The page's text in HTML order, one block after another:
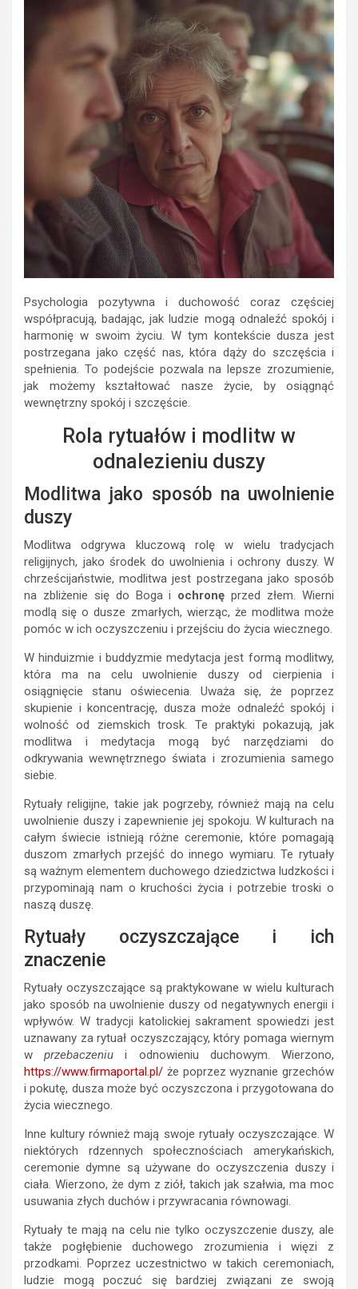
Psychologia pozytywna i duchowość coraz częściej
współpracują, badając, jak ludzie mogą odnaleźć spokój i
harmonię w swoim życiu. W tym kontekście dusza jest
postrzegana jako część nas, która dąży do szczęścia i
spełnienia. To podejście pozwala na lepsze zrozumienie,
jak możemy kształtować nasze życie, by osiągnąć
wewnętrzny spokój i szczęście.
Rola rytuałów i modlitw w
odnalezieniu duszy
Modlitwa jako sposób na uwolnienie
duszy
Modlitwa odgrywa kluczową rolę w wielu tradycjach
religijnych, jako środek do uwolnienia i ochrony duszy. W
chrześcijaństwie, modlitwa jest postrzegana jako sposób
na zbliżenie się do Boga i ochronę przed złem. Wierni
modlą się o dusze zmarłych, wierząc, że modlitwa może
pomóc w ich oczyszczeniu i przejściu do życia wiecznego.
W hinduizmie i buddyzmie medytacja jest formą modlitwy,
która ma na celu uwolnienie duszy od cierpienia i
osiągnięcie stanu oświecenia. Uważa się, że poprzez
skupienie i koncentrację, dusza może odnaleźć spokój i
wolność od ziemskich trosk. Te praktyki pokazują, jak
modlitwa i medytacja mogą być narzędziami do
odkrywania wewnętrznego świata i zrozumienia samego
siebie.
Rytuały religijne, takie jak pogrzeby, również mają na celu
uwolnienie duszy i zapewnienie jej spokoju. W kulturach na
całym świecie istnieją różne ceremonie, które pomagają
duszom zmarłych przejść do innego wymiaru. Te rytuały
są ważnym elementem duchowego dziedzictwa ludzkości i
przypominają nam o kruchości życia i potrzebie troski o
naszą duszę.
Rytuały oczyszczające i ich
znaczenie
Rytuały oczyszczające są praktykowane w wielu kulturach
jako sposób na uwolnienie duszy od negatywnych energii i
wpływów. W tradycji katolickiej sakrament spowiedzi jest
uznawany za rytuał oczyszczający, który pomaga wiernym
wprzebaczeniu i odnowieniu duchowym. Wierzono,
https://www.firmaportal.pl/ że poprzez wyznanie grzechów
i pokutę, dusza może być oczyszczona i przygotowana do
życia wiecznego.
Inne kultury również mają swoje rytuały oczyszczające. W
niektórych rdzennych społecznościach amerykańskich,
ceremonie dymne są używane do oczyszczenia duszy i
ciała. Wierzono, że dym z ziół, takich jak szałwia, ma moc
usuwania złych duchów i przywracania równowagi.
Rytuały te mają na celu nie tylko oczyszczenie duszy, ale
także pogłębienie duchowego zrozumienia i więzi z
przodkami. Poprzez uczestnictwo w takich ceremoniach,
ludzie mogą poczuć się bardziej związani ze swoją